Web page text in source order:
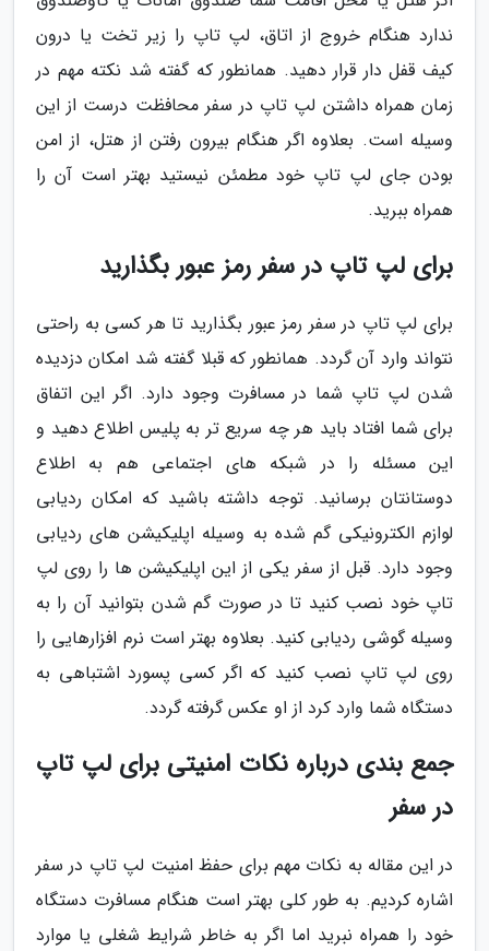
ندارد هنگام خروج از اتاق، لپ تاپ را زیر تخت یا درون
کیف قفل دار قرار دهید. همانطور که گفته شد نکته مهم در
زمان همراه داشتن لپ تاپ در سفر محافظت درست از این
وسیله است. بعلاوه اگر هنگام بیرون رفتن از هتل، از امن
بودن جای لپ تاپ خود مطمئن نیستید بهتر است آن را
همراه ببرید.
برای لپ تاپ در سفر رمز عبور بگذارید
برای لپ تاپ در سفر رمز عبور بگذارید تا هر کسی به راحتی
نتواند وارد آن گردد. همانطور که قبلا گفته شد امکان دزدیده
شدن لپ تاپ شما در مسافرت وجود دارد. اگر این اتفاق
برای شما افتاد باید هر چه سریع تر به پلیس اطلاع دهید و
این مسئله را در شبکه های اجتماعی هم به اطلاع
دوستانتان برسانید. توجه داشته باشید که امکان ردیابی
لوازم الکترونیکی گم شده به وسیله اپلیکیشن های ردیابی
وجود دارد. قبل از سفر یکی از این اپلیکیشن ها را روی لپ
تاپ خود نصب کنید تا در صورت گم شدن بتوانید آن را به
وسیله گوشی ردیابی کنید. بعلاوه بهتر است نرم افزارهایی را
روی لپ تاپ نصب کنید که اگر کسی پسورد اشتباهی به
دستگاه شما وارد کرد از او عکس گرفته گردد.
جمع بندی درباره نکات امنیتی برای لپ تاپ
در سفر
در این مقاله به نکات مهم برای حفظ امنیت لپ تاپ در سفر
اشاره کردیم. به طور کلی بهتر است هنگام مسافرت دستگاه
خود را همراه نبرید اما اگر به خاطر شرایط شغلی یا موارد